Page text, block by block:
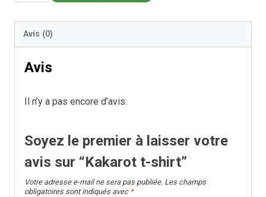
de
Kakarot
t-
shirt
Avis (0)
Avis
Il n’y a pas encore d’avis.
Soyez le premier à laisser votre
avis sur “Kakarot t-shirt”
Votre adresse e-mail ne sera pas publiée. Les champs
obligatoires sont indiqués avec *